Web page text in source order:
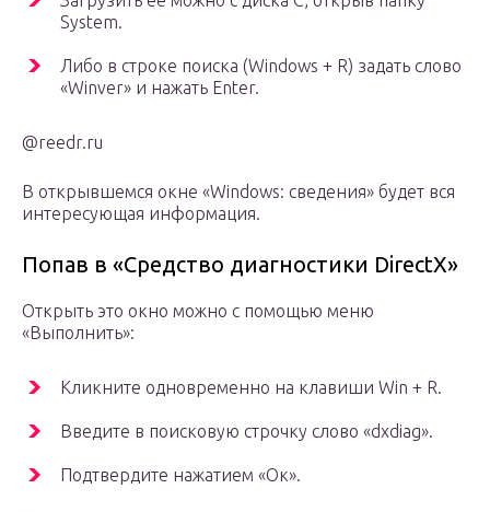
System.
Либо в строке поиска (Windows + R) задать слово
«Winver» и нажать Enter.
@reedr.ru
В открывшемся окне «Windows: сведения» будет вся
интересующая информация.
Попав в «Средство диагностики DirectX»
Открыть это окно можно с помощью меню
«Выполнить»:
Кликните одновременно на клавиши Win + R.
Введите в поисковую строчку слово «dxdiag».
Подтвердите нажатием «Ок».